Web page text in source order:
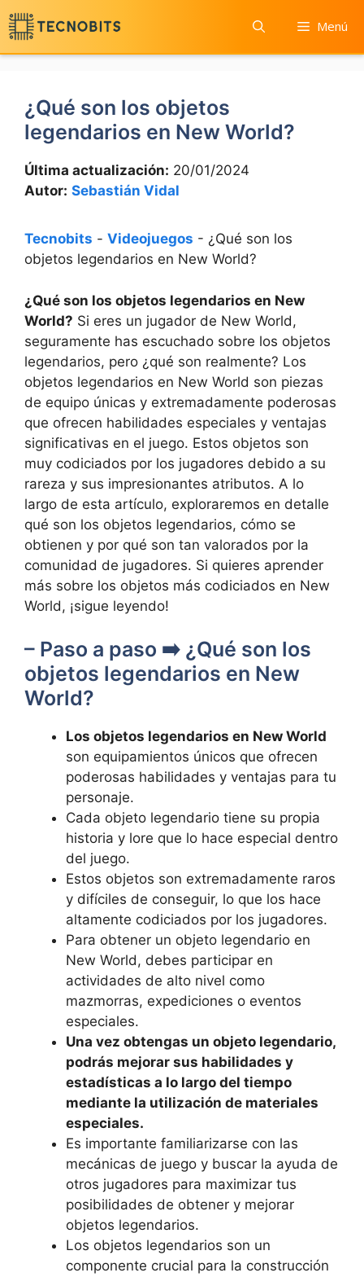
Saltar
al
contenido
Menú
¿Qué son los objetos
legendarios en New World?
Última actualización: 20/01/2024
Autor: Sebastián Vidal
Tecnobits - Videojuegos - ¿Qué son los
objetos legendarios en New World?
¿Qué son los objetos legendarios en New
World? Si eres un jugador de New World,
seguramente has escuchado sobre los objetos
legendarios, pero ¿qué son realmente? Los
objetos legendarios en New World son piezas
de equipo únicas y extremadamente poderosas
que ofrecen habilidades especiales y ventajas
significativas en el juego. Estos objetos son
muy codiciados por los jugadores debido a su
rareza y sus impresionantes atributos. A lo
largo de esta artículo, exploraremos en detalle
qué son los objetos legendarios, cómo se
obtienen y por qué son tan valorados por la
comunidad de jugadores. Si quieres aprender
más sobre los objetos más codiciados en New
World, ¡sigue leyendo!
– Paso a paso ➡️ ¿Qué son los
objetos legendarios en New
World?
Los objetos legendarios en New World
son equipamientos únicos que ofrecen
poderosas habilidades y ventajas para tu
personaje.
Cada objeto legendario tiene su propia
historia y lore que lo hace especial dentro
del juego.
Estos objetos son extremadamente raros
y difíciles de conseguir, lo que los hace
altamente codiciados por los jugadores.
Para obtener un objeto legendario en
New World, debes participar en
actividades de alto nivel como
mazmorras, expediciones o eventos
especiales.
Una vez obtengas un objeto legendario,
podrás mejorar sus habilidades y
estadísticas a lo largo del tiempo
mediante la utilización de materiales
especiales.
Es importante familiarizarse con las
mecánicas de juego y buscar la ayuda de
otros jugadores para maximizar tus
posibilidades de obtener y mejorar
objetos legendarios.
Los objetos legendarios son un
componente crucial para la construcción